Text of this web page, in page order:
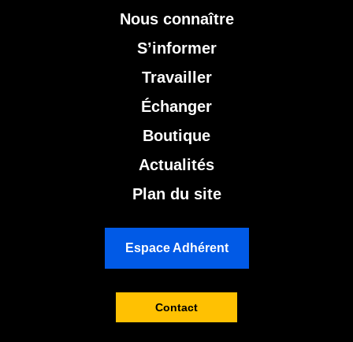
Nous connaître
S’informer
Travailler
Échanger
Boutique
Actualités
Plan du site
Espace Adhérent
Contact